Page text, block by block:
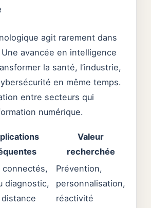
agit rarement dans
avancée en intelligence
la santé, l’industrie,
en même temps.
entre secteurs qui
numérique.
Valeur
recherchée
connectés,
diagnostic,
Prévention,
personnalisation,
réactivité